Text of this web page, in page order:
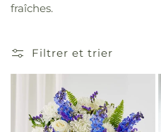
fraîches.
Filtrer et trier